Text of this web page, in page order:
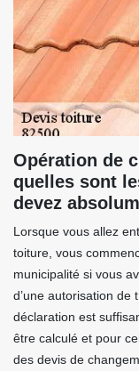
Opération de
quelles sont
devez
Lorsque vous allez
toiture, vous
municipalité si vous
d’une autorisation de
déclaration est
être calculé et pour
des devis de